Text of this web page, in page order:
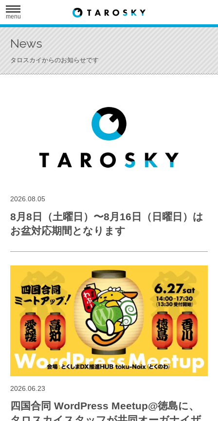
menu
News
タロスカイからのお知らせです
2026.08.05
8月8日（土曜日）〜8月16日（日曜日）は
お盆対応期間となります
2026.06.23
四国合同 WordPress Meetup@徳島に、